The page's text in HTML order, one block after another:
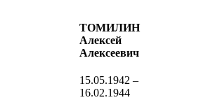
ТОМИЛИН
Алексей
Алексеевич
15.05.1942 –
16.02.1944